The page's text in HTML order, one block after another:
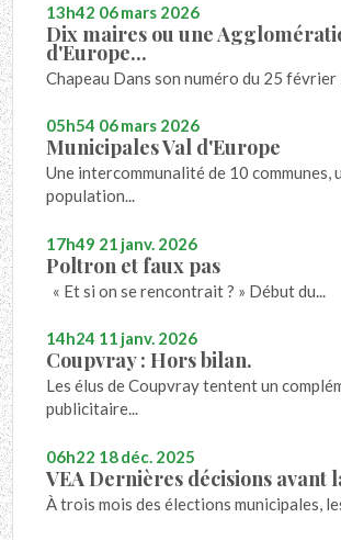
13h42 06mars 2026
Dix maires ou une
d'Europe...
Chapeau Dans son numéro du 25 février
05h54 06mars 2026
Municipales Val d'Europe
Une intercommunalité de 10 communes,
population...
17h49 21 janv. 2026
Poltron et faux pas
« Et si on se rencontrait ? » Début du...
14h24 11 janv. 2026
Coupvray : Hors bilan.
Les élus de Coupvray tentent un
publicitaire...
06h22 18déc. 2025
VEA Dernières décisions avant
À trois mois des élections municipales,